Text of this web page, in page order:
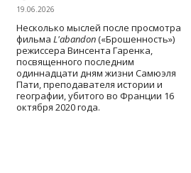
19.06.2026
Несколько мыслей после просмотра
фильма L'abandon(«Брошенность»)
режиссера Винсента Гаренка,
посвященного последним
одиннадцати дням жизни Самюэля
Пати, преподавателя истории и
географии, убитого во Франции 16
октября 2020 года.